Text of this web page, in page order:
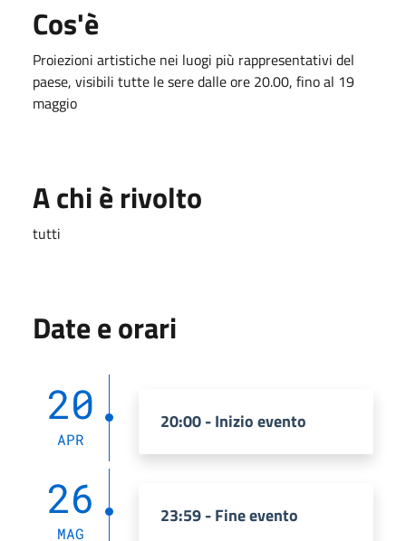
Cos'è
Proiezioni artistiche nei luogi più rappresentativi del
paese, visibili tutte le sere dalle ore 20.00, fino al 19
maggio
A chi è rivolto
tutti
Date e orari
20
APR
20:00 - Inizio evento
26
MAG
23:59 - Fine evento